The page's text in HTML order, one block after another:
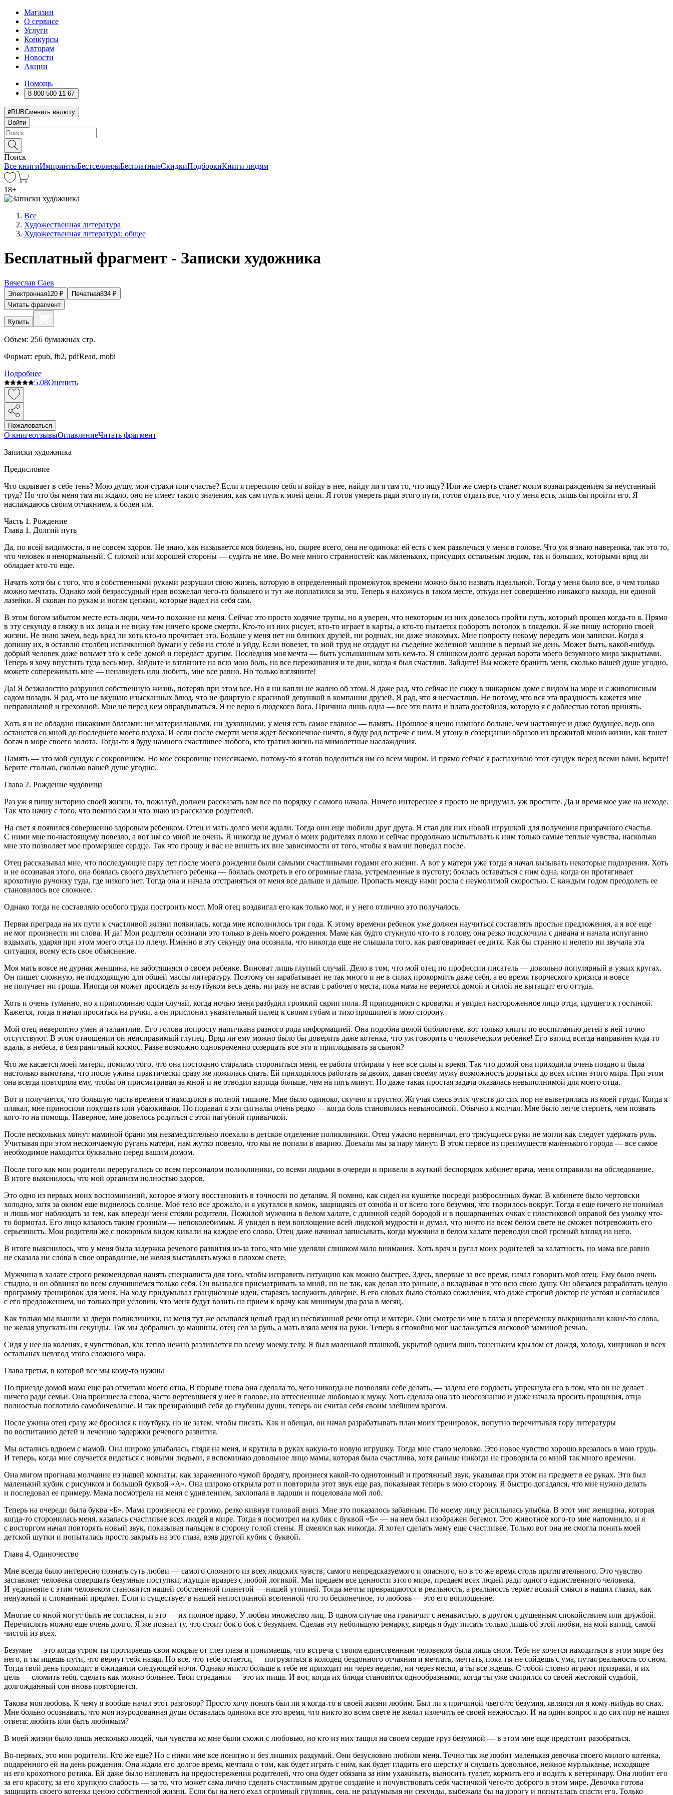
Магазин
О сервисе
Услуги
Конкурсы
Авторам
Новости
Акции
Помощь
8 800 500 11 67
RUBСменить валюту
Войти
Поиск
Все книгиИмпринтыБестселлерыБесплатныеСкидкиПодборкиКниги людям
18+
Все
Художественная литература
Художественная литература: общее
Бесплатный фрагмент - Записки художника
Вячеслав Саев
Электронная120 ₽ Печатная834 ₽
Читать фрагмент
Купить
Объем: 256 бумажных стр.
Формат: epub, fb2, pdfRead, mobi
Подробнее
5.08Оценить
Пожаловаться
О книгеотзывыОглавлениеЧитать фрагмент
Записки художника
Предисловие
Что скрывает в себе тень? Мою душу, мои страхи или счастье? Если я пересилю себя и войду в нее, найду ли я там то, что ищу? Или же смерть станет моим вознаграждением за неустанный
труд? Но что бы меня там ни ждало, оно не имеет такого значения, как сам путь к моей цели. Я готов умереть ради этого пути, готов отдать все, что у меня есть, лишь бы пройти его. Я
наслаждаюсь своим отчаянием, я болен им.
Часть 1. Рождение
Глава 1. Долгий путь
Да, по всей видимости, я не совсем здоров. Не знаю, как называется моя болезнь, но, скорее всего, она не одинока: ей есть с кем развлечься у меня в голове. Что уж я знаю наверняка, так это то,
что человек я ненормальный. С плохой или хорошей стороны — судить не мне. Во мне много странностей: как маленьких, присущих остальным людям, так и больших, которыми вряд ли
обладает кто-то еще.
Начать хотя бы с того, что я собственными руками разрушил свою жизнь, которую в определенный промежуток времени можно было назвать идеальной. Тогда у меня было все, о чем только
можно мечтать. Однако мой безрассудный нрав возжелал чего-то большего и тут же поплатился за это. Теперь я нахожусь в таком месте, откуда нет совершенно никакого выхода, ни единой
лазейки. Я скован по рукам и ногам цепями, которые надел на себя сам.
В этом богом забытом месте есть люди, чем-то похожие на меня. Сейчас это просто ходячие трупы, но я уверен, что некоторым из них довелось пройти путь, который прошел когда-то я. Прямо
в эту секунду я гляжу в их лица и не вижу там ничего кроме смерти. Кто-то из них рисует, кто-то играет в карты, а кто-то пытается побороть потолок в гляделки. Я же пишу историю своей
жизни. Не знаю зачем, ведь вряд ли хоть кто-то прочитает это. Больше у меня нет ни близких друзей, ни родных, ни даже знакомых. Мне попросту некому передать мои записки. Когда я
допишу их, я оставлю столбец испачканной бумаги у себя на столе и уйду. Если повезет, то мой труд не отдадут на съедение железной машине в первый же день. Может быть, какой-нибудь
добрый человек даже возьмет это к себе домой и передаст другим. Последняя моя мечта — быть услышанным хоть кем-то. Я слишком долго держал ворота моего безумного мира закрытыми.
Теперь я хочу впустить туда весь мир. Зайдите и взгляните на всю мою боль, на все переживания и те дни, когда я был счастлив. Зайдите! Вы можете бранить меня, сколько вашей душе угодно,
можете сопереживать мне — ненавидеть или любить, мне все равно. Но только взгляните!
Да! Я безжалостно разрушил собственную жизнь, потеряв при этом все. Но я ни капли не жалею об этом. Я даже рад, что сейчас не сижу в шикарном доме с видом на море и с живописным
садом позади. Я рад, что не вкушаю изысканных блюд, что не флиртую с красивой девушкой в компании друзей. Я рад, что я несчастлив. Не потому, что вся эта праздность кажется мне
неправильной и греховной. Мне не перед кем оправдываться. Я не верю в людского бога. Причина лишь одна — все это плата и плата достойная, которую я с доблестью готов принять.
Хоть я и не обладаю никакими благами: ни материальными, ни духовными, у меня есть самое главное — память. Прошлое я ценю намного больше, чем настоящее и даже будущее, ведь оно
останется со мной до последнего моего вздоха. И если после смерти меня ждет бесконечное ничто, я буду рад встрече с ним. Я утону в созерцании образов из прожитой мною жизни, как тонет
богач в море своего золота. Тогда-то я буду намного счастливее любого, кто тратил жизнь на мимолетные наслаждения.
Память — это мой сундук с сокровищем. Но мое сокровище неиссякаемо, потому-то я готов поделиться им со всем миром. И прямо сейчас я распахиваю этот сундук перед всеми вами. Берите!
Берите столько, сколько вашей душе угодно.
Глава 2. Рождение чудовища
Раз уж я пишу историю своей жизни, то, пожалуй, должен рассказать вам все по порядку с самого начала. Ничего интереснее я просто не придумал, уж простите. Да и время мое уже на исходе.
Так что начну с того, что помню сам и что знаю из рассказов родителей.
На свет я появился совершенно здоровым ребенком. Отец и мать долго меня ждали. Тогда они еще любили друг друга. Я стал для них новой игрушкой для получения призрачного счастья.
С ними мне по-настоящему повезло, а вот им со мной не очень. Я никогда не думал о моих родителях плохо и сейчас продолжаю испытывать к ним только самые теплые чувства, насколько
мне это позволяет мое промерзшее сердце. Так что прошу и вас не винить их вне зависимости от того, чтобы я вам ни поведал после.
Отец рассказывал мне, что последующие пару лет после моего рождения были самыми счастливыми годами его жизни. А вот у матери уже тогда я начал вызывать некоторые подозрения. Хоть
и не осознавая этого, она боялась своего двухлетнего ребенка — боялась смотреть в его огромные глаза, устремленные в пустоту; боялась оставаться с ним одна, когда он протягивает
крохотную ручонку туда, где никого нет. Тогда она и начала отстраняться от меня все дальше и дальше. Пропасть между нами росла с неумолимой скоростью. С каждым годом преодолеть ее
становилось все сложнее.
Однако тогда не составляло особого труда построить мост. Мой отец воздвигал его как только мог, и у него отлично это получалось.
Первая преграда на их пути к счастливой жизни появилась, когда мне исполнилось три года. К этому времени ребенок уже должен научиться составлять простые предложения, а я все еще
не мог произнести ни слова. И да! Мои родители осознали это только в день моего рождения. Маме как будто стукнуло что-то в голову, она резко подскочила с дивана и начала испуганно
вздыхать, ударяя при этом моего отца по плечу. Именно в эту секунду она осознала, что никогда еще не слышала того, как разговаривает ее дитя. Как бы странно и нелепо ни звучала эта
ситуация, всему есть свое объяснение.
Моя мать вовсе не дурная женщина, не заботящаяся о своем ребенке. Виноват лишь глупый случай. Дело в том, что мой отец по профессии писатель — довольно популярный в узких кругах.
Он пишет сложную, не подходящую для общей массы литературу. Поэтому он зарабатывает не так много и не в силах прокормить даже себя, а во время творческого кризиса и вовсе
не получает ни гроша. Иногда он может просидеть за ноутбуком весь день, ни разу не встав с рабочего места, пока мама не вернется домой и силой не вытащит его оттуда.
Хоть и очень туманно, но я припоминаю один случай, когда ночью меня разбудил громкий скрип пола. Я приподнялся с кроватки и увидел настороженное лицо отца, идущего к гостиной.
Кажется, тогда я начал проситься на ручки, а он прислонил указательный палец к своим губам и тихо прошипел в мою сторону.
Мой отец невероятно умен и талантлив. Его голова попросту напичкана разного рода информацией. Она подобна целой библиотеке, вот только книги по воспитанию детей в ней точно
отсутствуют. В этом отношении он неисправимый глупец. Вряд ли ему можно было бы доверить даже котенка, что уж говорить о человеческом ребенке! Его взгляд всегда направлен куда-то
вдаль, в небеса, в безграничный космос. Разве возможно одновременно созерцать все это и приглядывать за сыном?
Что же касается моей матери, помимо того, что она постоянно старалась сторониться меня, ее работа отбирала у нее все силы и время. Так что домой она приходила очень поздно и была
настолько вымотана, что после ужина практически сразу же ложилась спать. Ей приходилось работать за двоих, давая своему мужу возможность дорыться до всех истин этого мира. При этом
она всегда повторяла ему, чтобы он присматривал за мной и не отводил взгляда больше, чем на пять минут. Но даже такая простая задача оказалась невыполнимой для моего отца.
Вот и получается, что большую часть времени я находился в полной тишине. Мне было одиноко, скучно и грустно. Жгучая смесь этих чувств до сих пор не выветрилась из моей груди. Когда я
плакал, мне приносили покушать или убаюкивали. Но подавал я эти сигналы очень редко — когда боль становилась невыносимой. Обычно я молчал. Мне было легче стерпеть, чем позвать
кого-то на помощь. Наверное, мне довелось родиться с этой пагубной привычкой.
После нескольких минут маминой брани мы незамедлительно поехали в детское отделение поликлиники. Отец ужасно нервничал, его трясущиеся руки не могли как следует удержать руль.
Учитывая при этом нескончаемую ругань матери, нам жутко повезло, что мы не попали в аварию. Доехали мы за пару минут. В этом первое из преимуществ маленького города — все самое
необходимое находится буквально перед вашим домом.
После того как мои родители переругались со всем персоналом поликлиники, со всеми людьми в очереди и привели в жуткий беспорядок кабинет врача, меня отправили на обследование.
В итоге выяснилось, что мой организм полностью здоров.
Это одно из первых моих воспоминаний, которое я могу восстановить в точности по деталям. Я помню, как сидел на кушетке посреди разбросанных бумаг. В кабинете было чертовски
холодно, хотя за окном еще виднелось солнце. Мое тело все дрожало, и я укутался в комок, защищаясь от озноба и от всего того безумия, что творилось вокруг. Тогда я еще ничего не понимал
и лишь мог наблюдать за тем, как впереди меня стояли родители. Пожилой мужчина в белом халате, с длинной седой бородой и в пошарпанных очках с пластиковой оправой без умолку что-
то бормотал. Его лицо казалось таким грозным — непоколебимым. Я увидел в нем воплощение всей людской мудрости и думал, что ничто на всем белом свете не сможет потревожить его
серьезность. Мои родители же с покорным видом кивали на каждое его слово. Отец даже начинал записывать, когда мужчина в белом халате переводил свой грозный взгляд на него.
В итоге выяснилось, что у меня была задержка речевого развития из-за того, что мне уделяли слишком мало внимания. Хоть врач и ругал моих родителей за халатность, но мама все равно
не сказала ни слова в свое оправдание, не желая выставлять мужа в плохом свете.
Мужчина в халате строго рекомендовал нанять специалиста для того, чтобы исправить ситуацию как можно быстрее. Здесь, впервые за все время, начал говорить мой отец. Ему было очень
стыдно, и он обвинял во всем случившемся только себя. Он вызвался присматривать за мной, но не так, как делал это раньше, а вкладывая в это всю свою душу. Он обязался разработать целую
программу тренировок для меня. На ходу придумывал грандиозные идеи, стараясь заслужить доверие. В его словах было столько сожаления, что даже строгий доктор не устоял и согласился
с его предложением, но только при условии, что меня будут возить на прием к врачу как минимум два раза в месяц.
Как только мы вышли за двери поликлиники, на меня тут же осыпался целый град из несвязанной речи отца и матери. Они смотрели мне в глаза и вперемешку выкрикивали какие-то слова,
не желая упускать ни секунды. Так мы добрались до машины, отец сел за руль, а мать взяла меня на руки. Теперь я спокойно мог наслаждаться ласковой маминой речью.
Сидя у нее на коленях, я чувствовал, как тепло нежно разливается по всему моему телу. Я был маленькой пташкой, укрытой одним лишь тоненьким крылом от дождя, холода, хищников и всех
остальных невзгод этого сложного мира.
Глава третья, в которой все мы кому-то нужны
По приезде домой мама еще раз отчитала моего отца. В порыве гнева она сделала то, чего никогда не позволяла себе делать, — задела его гордость, упрекнула его в том, что он не делает
ничего ради семьи. Она произнесла слова, часто вертевшиеся у нее в голове, но оттесненные любовью к мужу. Хоть сделала она это неосознанно и даже начала просить прощения, отца
полностью поглотило самобичевание. И так презирающий себя до глубины души, теперь он считал себя своим злейшим врагом.
После ужина отец сразу же бросился к ноутбуку, но не затем, чтобы писать. Как и обещал, он начал разрабатывать план моих тренировок, попутно перечитывая гору литературы
по воспитанию детей и лечению задержки речевого развития.
Мы остались вдвоем с мамой. Она широко улыбалась, глядя на меня, и крутила в руках какую-то новую игрушку. Тогда мне стало неловко. Это новое чувство хорошо врезалось в мою грудь.
И теперь, когда мне случается видеться с новыми людьми, я вспоминаю довольное лицо мамы, которая была счастлива, хотя раньше никогда не проводила со мной так много времени.
Она мигом прогнала молчание из нашей комнаты, как зараженного чумой бродягу, произнеся какой-то однотонный и протяжный звук, указывая при этом на предмет в ее руках. Это был
маленький кубик с рисунком и большой буквой «А». Она широко открыла рот и повторила этот звук еще раз, показывая теперь в мою сторону. Я быстро догадался, что мне нужно делать
и последовал ее примеру. Мама посмотрела на меня с удивлением, захлопала в ладоши и поцеловала мой лоб.
Теперь на очереди была буква «Б». Мама произнесла ее громко, резко кивнув головой вниз. Мне это показалось забавным. По моему лицу расплылась улыбка. В этот миг женщина, которая
когда-то сторонилась меня, казалась счастливее всех людей в мире. Тогда я посмотрел на кубик с буквой «Б» — на нем был изображен бегемот. Это животное кого-то мне напомнило, и я
с восторгом начал повторять новый звук, показывая пальцем в сторону голой стены. Я смеялся как никогда. Я хотел сделать маму еще счастливее. Только вот она не смогла понять моей
детской шутки и попыталась просто закрыть на это глаза, взяв другой кубик с буквой.
Глава 4. Одиночество
Мне всегда было интересно познать суть любви — самого сложного из всех людских чувств, самого непредсказуемого и опасного, но в то же время столь притягательного. Это чувство
заставляет человека совершать безумные поступки, идущие вразрез с любой логикой. Мы предаем все ценности этого мира, предаем всех людей ради одного единственного человека.
И уединение с этим человеком становится нашей собственной планетой — нашей утопией. Тогда мечты превращаются в реальность, а реальность теряет всякий смысл в наших глазах, как
ненужный и сломанный предмет. Если и существует в нашей непостоянной вселенной что-то бесконечное, то любовь — это его воплощение.
Многие со мной могут быть не согласны, и это — их полное право. У любви множество лиц. В одном случае она граничит с ненавистью, в другом с душевным спокойствием или дружбой.
Перечислять можно еще очень долго. Я же познал ту, что стоит бок о бок с безумием. Сделав эту небольшую ремарку, впредь я буду писать только лишь об этой любви, на мой взгляд, самой
чистой из всех.
Безумие — это когда утром ты протираешь свои мокрые от слез глаза и понимаешь, что встреча с твоим единственным человеком была лишь сном. Тебе не хочется находиться в этом мире без
него, и ты ищешь пути, что вернут тебя назад. Но все, что тебе остается, — погрузиться в колодец бездонного отчаяния и мечтать, мечтать, пока ты не сойдешь с ума, путая реальность со сном.
Тогда твой день проходит в ожидании следующей ночи. Однако никто больше к тебе не приходит ни через неделю, ни через месяц, а ты все ждешь. С тобой словно играют призраки, и их
цель — сломить тебя, сделать как можно больнее. Твои страдания — это их пища. И вот, когда их блюда становятся однообразными, когда ты уже смирился со своей жестокой судьбой,
долгожданный сон вновь повторяется.
Такова моя любовь. К чему я вообще начал этот разговор? Просто хочу понять был ли я когда-то в своей жизни любим. Был ли я причиной чьего-то безумия, являлся ли я кому-нибудь во снах.
Мне больно осознавать, что моя изуродованная душа оставалась одинока все это время, что никто во всем свете не желал излечить ее своей нежностью. И на один вопрос я до сих пор не нашел
ответа: любить или быть любимым?
В моей жизни было лишь несколько людей, чьи чувства ко мне были схожи с любовью, но кто из них тащил на своем сердце груз безумной — в этом мне еще предстоит разобраться.
Во-первых, это мои родители. Кто же еще? Но с ними мне все понятно и без лишних раздумий. Они безусловно любили меня. Точно так же любит маленькая девочка своего милого котенка,
подаренного ей на день рождения. Она ждала его долгое время, мечтала о том, как будет играть с ним, как будет гладить его шерстку и слушать довольное, нежное мурлыканье, исходящее
из его крохотного ротика. Ей даже было наплевать на предостережения родителей, что она будет обязана за ним ухаживать, выносить туалет, кормить его и водить к ветеринару. Она любит его
за его красоту, за его хрупкую слабость — за то, что может сама лично сделать счастливым другое создание и почувствовать себя частичкой чего-то доброго в этом мире. Девочка готова
защищать своего котенка ценою собственной жизни. Если бы на него ехал огромный грузовик, она, не раздумывая ни секунды, выбежала бы на дорогу и попыталась спасти его. Только